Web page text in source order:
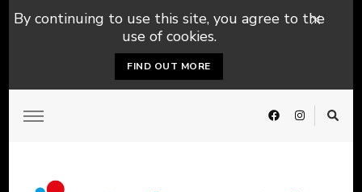
By continuing to use this site, you agree to the
use of cookies.
FIND OUT MORE